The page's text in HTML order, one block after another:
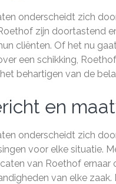
onderscheidt zich
zijn doortastend
cliënten. Of het nu
een schikking,
behartigen van de
en
onderscheidt zich
voor elke situatie.
van Roethof ernaar
van elke